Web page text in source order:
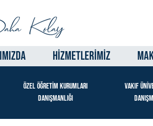
HİZMETLERİMİZ
ÖZEL ÖĞRETİM KURUMLARI
DANIŞMANLIĞI
VAKIF